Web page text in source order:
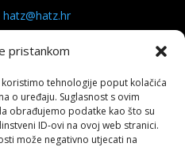
pristankom
tehnologije poput kolačića
o uređaju. Suglasnost s ovim
obrađujemo podatke kao što su
ID-ovi na ovoj web stranici.
može negativno utjecati na
hatz@hatz.hr
d.d)